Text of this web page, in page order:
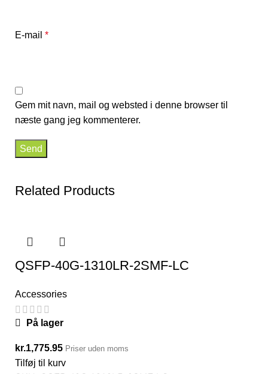
E-mail *
Gem mit navn, mail og websted i denne browser til
næste gang jeg kommenterer.
Related Products
QSFP-40G-1310LR-2SMF-LC
Accessories
På lager
kr.1,775.95 Priser uden moms
Tilføj til kurv